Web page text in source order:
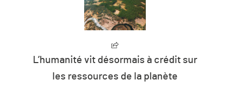
L’humanité vit désormais à crédit sur
les ressources de la planète